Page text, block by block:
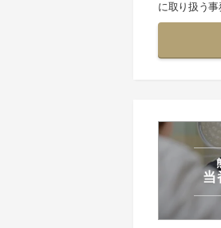
に取り扱う
当